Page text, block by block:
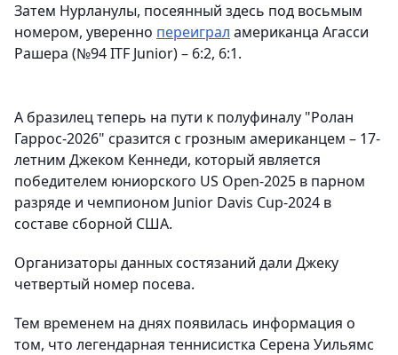
Затем Нурланулы, посеянный здесь под восьмым
номером, уверенно переиграл американца Агасси
Рашера (№94 ITF Junior) – 6:2, 6:1.
А бразилец теперь на пути к полуфиналу "Ролан
Гаррос-2026" сразится с грозным американцем – 17-
летним Джеком Кеннеди, который является
победителем юниорского US Open-2025 в парном
разряде и чемпионом Junior Davis Cup-2024 в
составе сборной США.
Организаторы данных состязаний дали Джеку
четвертый номер посева.
Тем временем на днях появилась информация о
том, что легендарная теннисистка Серена Уильямс